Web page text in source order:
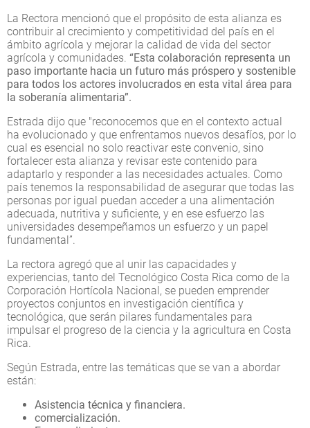
La Rectora mencionó que el propósito de esta alianza es
contribuir al crecimiento y competitividad del país en el
ámbito agrícola y mejorar la calidad de vida del sector
agrícola y comunidades. “Esta colaboración representa un
paso importante hacia un futuro más próspero y sostenible
para todos los actores involucrados en esta vital área para
la soberanía alimentaria”.
Estrada dijo que "reconocemos que en el contexto actual
ha evolucionado y que enfrentamos nuevos desafíos, por lo
cual es esencial no solo reactivar este convenio, sino
fortalecer esta alianza y revisar este contenido para
adaptarlo y responder a las necesidades actuales. Como
país tenemos la responsabilidad de asegurar que todas las
personas por igual puedan acceder a una alimentación
adecuada, nutritiva y suficiente, y en ese esfuerzo las
universidades desempeñamos un esfuerzo y un papel
fundamental”.
La rectora agregó que al unir las capacidades y
experiencias, tanto del Tecnológico Costa Rica como de la
Corporación Hortícola Nacional, se pueden emprender
proyectos conjuntos en investigación científica y
tecnológica, que serán pilares fundamentales para
impulsar el progreso de la ciencia y la agricultura en Costa
Rica.
Según Estrada, entre las temáticas que se van a abordar
están:
Asistencia técnica y financiera.
comercialización.